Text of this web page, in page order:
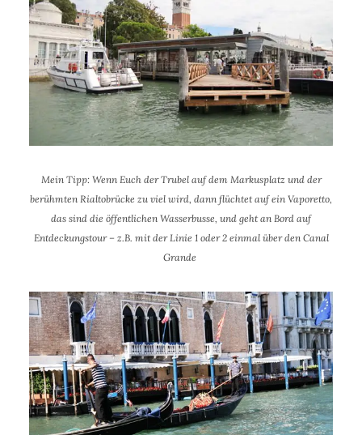
Mein Tipp: Wenn Euch der Trubel auf dem Markusplatz und der
berühmten Rialtobrücke zu viel wird, dann flüchtet auf ein Vaporetto,
das sind die öffentlichen Wasserbusse, und geht an Bord auf
Entdeckungstour – z.B. mit der Linie 1 oder 2 einmal über den Canal
Grande